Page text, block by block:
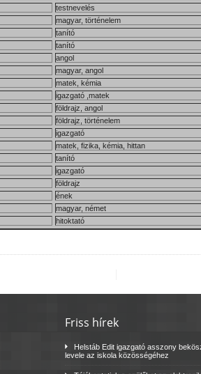
testnevelés
magyar, történelem
tanító
tanító
angol
magyar, angol
matek, kémia
igazgató ,matek
földrajz, angol
földrajz, történelem
igazgató
matek, fizika, kémia, hittan
tanító
igazgató
földrajz
ének
magyar, német
hitoktató
Friss hírek
Helstáb Edit igazgató asszony
levele az iskola közösségéhez